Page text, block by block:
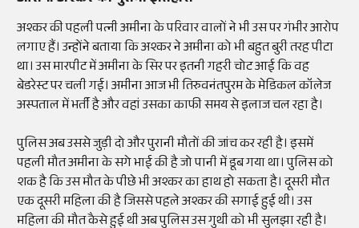
अश्कर की पहली पत्नी अमीना के परिवार वालों ने भी उस पर गंभीर आरोप
लगाए हैं। उन्होंने बताया कि अश्कर ने अमीना को भी बहुत बुरी तरह पीटा
था। उस मारपीट में अमीना के सिर पर इतनी गहरी चोट आई कि वह
बेडरेस्ट पर चली गई। अमीना आज भी तिरुवनंतपुरम के मेडिकल कॉलेज
अस्पताल में भर्ती है और वहां उसका काफी समय से इलाज चल रहा है।
पुलिस अब उससे जुड़ी दो और पुरानी मौतों की जांच कर रही है। इसमें
पहली मौत अमीना के सगे भाई की है जो पानी में डूब गया था। पुलिस को
शक है कि उस मौत के पीछे भी अश्कर का हाथ हो सकता है। दूसरी मौत
एक दूसरी महिला की है जिससे पहले अश्कर की सगाई हुई थी। उस
महिला की मौत कैसे हुई थी अब पुलिस उस गुथी को भी सुलझा रही है।